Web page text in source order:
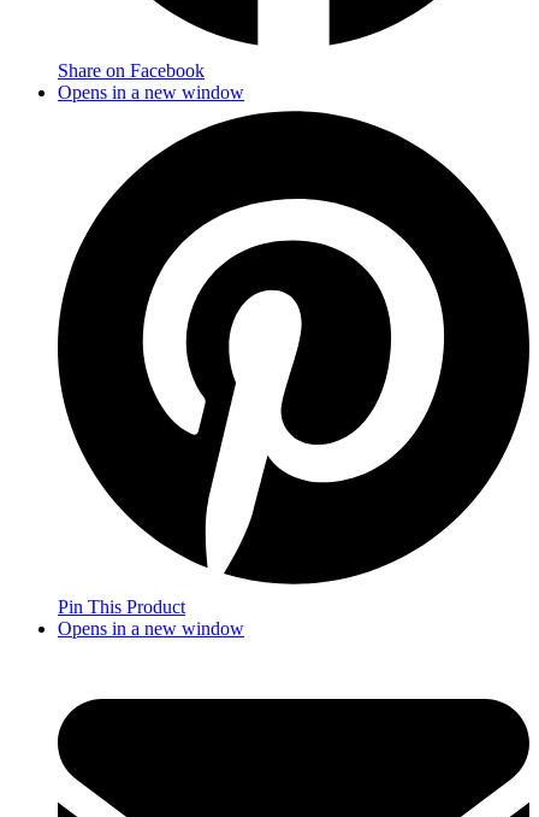
Share on Facebook
Opens in a new window
Pin This Product
Opens in a new window